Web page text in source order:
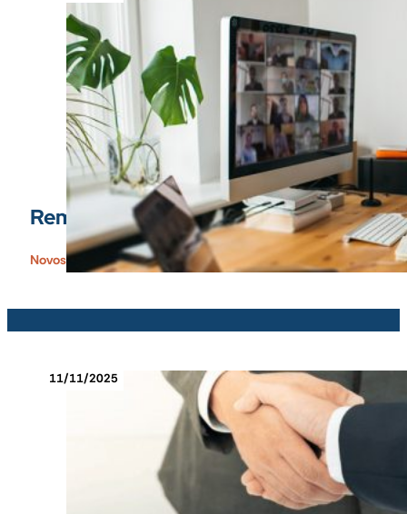
Remote rad u IT industriji: IT
Novosti People Focus
11/11/2025